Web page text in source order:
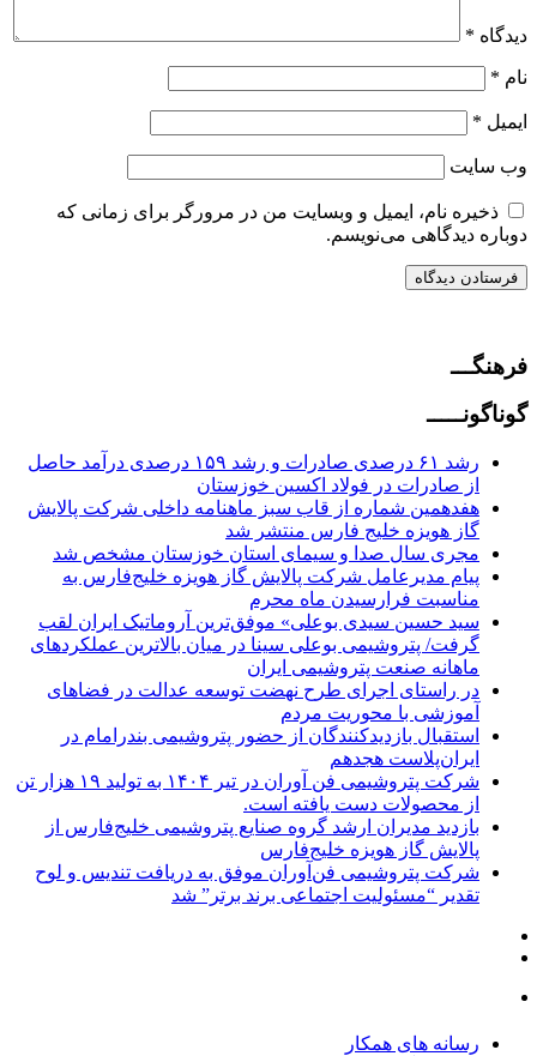
دیدگاه *
نام *
ایمیل *
وب‌ سایت
ذخیره نام، ایمیل و وبسایت من در مرورگر برای زمانی که
دوباره دیدگاهی می‌نویسم.
فرهنگـــ
گوناگونـــــ
رشد ۶۱ درصدی صادرات و رشد ۱۵۹ درصدی درآمد حاصل
از صادرات در فولاد اکسین خوزستان
هفدهمین شماره از قاب سبز ماهنامه داخلی شرکت پالایش
گاز هویزه خلیج فارس منتشر شد
مجری سال صدا و سیمای استان خوزستان مشخص شد
پیام مدیرعامل شرکت پالایش گاز هویزه خلیج‌فارس به
مناسبت فرارسیدن ماه محرم
سید حسین سیدی بوعلی» موفق‌ترین آروماتیک ایران لقب
گرفت/ پتروشیمی بوعلی سینا در میان بالاترین عملکردهای
ماهانه صنعت پتروشیمی ایران
در راستای اجرای طرح نهضت توسعه عدالت در فضاهای
آموزشی با محوریت مردم
استقبال بازدیدکنندگان از حضور پتروشیمی بندرامام در
ایران‌پلاست هجدهم
شرکت پتروشیمی فن آوران در تیر ۱۴۰۴ به تولید ۱۹ هزار تن
از محصولات دست یافته است.
بازدید مدیران ارشد گروه صنایع پتروشیمی خلیج‌فارس از
پالایش گاز هویزه خلیج‌فارس
شرکت پتروشیمی فن‌آوران موفق به دریافت تندیس و لوح
تقدیر “مسئولیت اجتماعی برند برتر” شد
رسانه های همکار